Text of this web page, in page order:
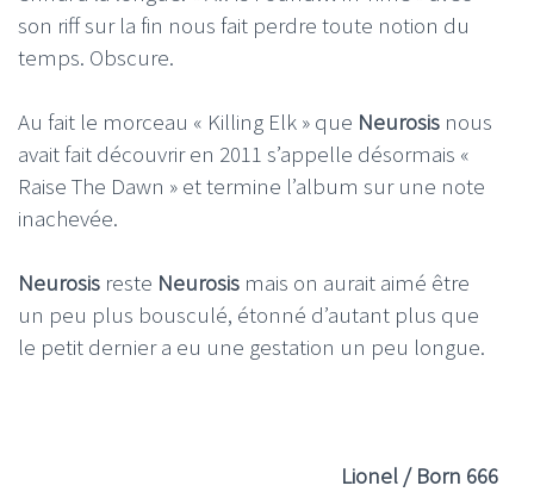
son riff sur la fin nous fait perdre toute notion du
temps. Obscure.
Au fait le morceau « Killing Elk » que Neurosis nous
avait fait découvrir en 2011 s’appelle désormais «
Raise The Dawn » et termine l’album sur une note
inachevée.
Neurosis reste Neurosis mais on aurait aimé être
un peu plus bousculé, étonné d’autant plus que
le petit dernier a eu une gestation un peu longue.
Lionel / Born 666